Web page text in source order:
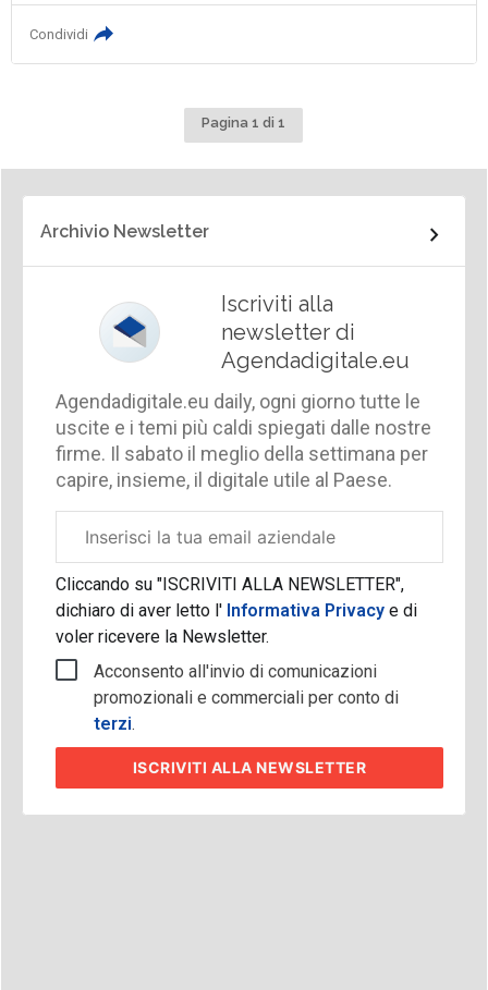
Condividi
Pagina 1 di 1
Archivio Newsletter
Iscriviti alla
newsletter di
Agendadigitale.eu
Agendadigitale.eu daily, ogni giorno tutte le
uscite e i temi più caldi spiegati dalle nostre
firme. Il sabato il meglio della settimana per
capire, insieme, il digitale utile al Paese.
aziendale
Cliccando su "ISCRIVITI ALLA NEWSLETTER",
dichiaro di aver letto l'Informativa Privacy e di
voler ricevere la Newsletter.
Acconsento all'invio di comunicazioni
promozionali e commerciali per conto di
terzi.
ISCRIVITI ALLA NEWSLETTER